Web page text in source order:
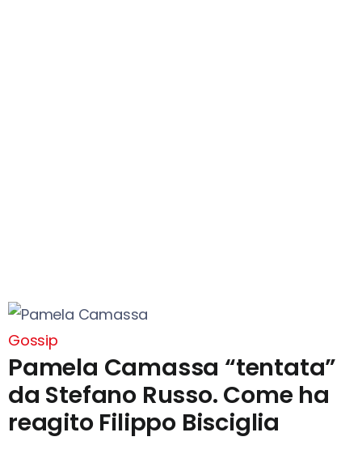
Gossip
Pamela Camassa “tentata”
da Stefano Russo. Come ha
reagito Filippo Bisciglia